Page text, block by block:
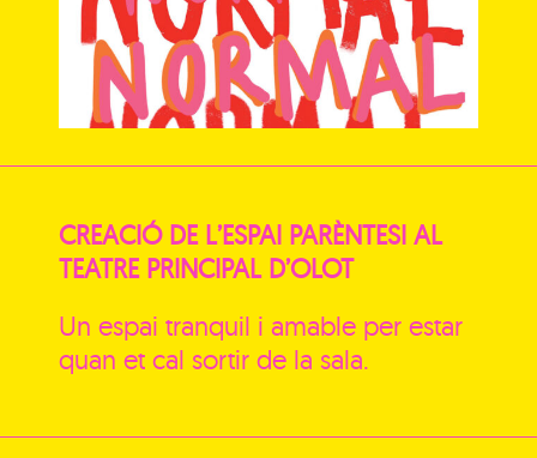
CREACIÓ DE L’ESPAI PARÈNTESI AL
TEATRE PRINCIPAL D’OLOT
Un espai tranquil i amable per estar
quan et cal sortir de la sala.